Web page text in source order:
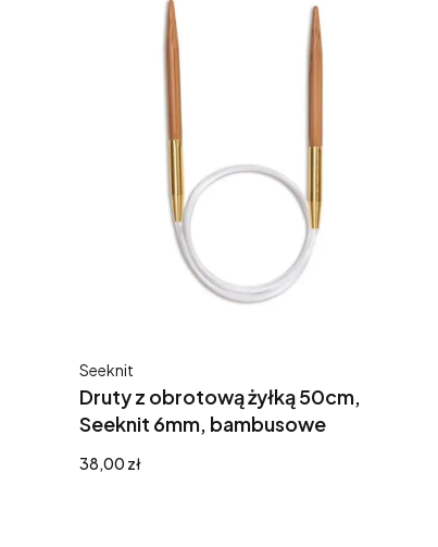
Druty z obrotową żyłką 50cm,
Seeknit 6mm, bambusowe
Producent
Seeknit
Cena
38,00 zł